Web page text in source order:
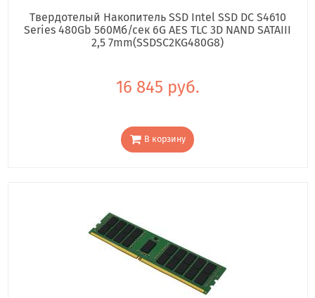
Твердотелый Накопитель SSD Intel SSD DC S4610
Series 480Gb 560Мб/сек 6G AES TLC 3D NAND SATAIII
2,5 7mm(SSDSC2KG480G8)
16 845 руб.
В корзину